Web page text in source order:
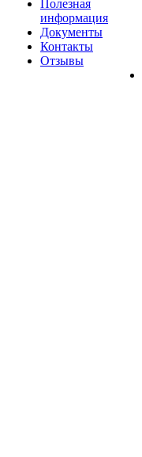
Полезная
информация
Документы
Контакты
Отзывы